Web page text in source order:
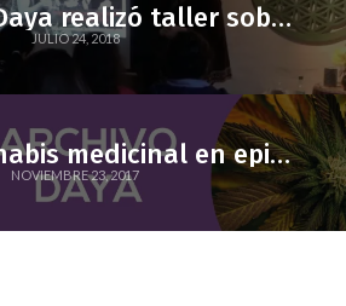
Fundación Daya realizó taller sobre uso de cannabis para pacientes con trastorno del espectro autista
JULIO 24, 2018
Uso de cannabis medicinal en epilepsia refractaria y trastorno del espectro autista: experiencia clínica en Chile
NOVIEMBRE 23, 2017